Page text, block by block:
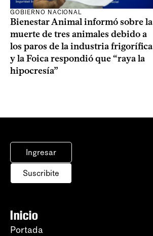
GOBIERNO NACIONAL
Bienestar Animal informó sobre la
muerte de tres animales debido a
los paros de la industria frigorífica
y la Foica respondió que “raya la
hipocresía”
Ingresar
Suscribite
Inicio
Portada